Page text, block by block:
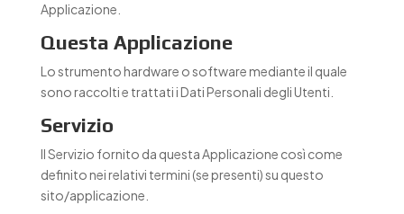
Applicazione.
Questa Applicazione
Lo strumento hardware o software mediante il quale
sono raccolti e trattati i Dati Personali degli Utenti.
Servizio
Il Servizio fornito da questa Applicazione così come
definito nei relativi termini (se presenti) su questo
sito/applicazione.